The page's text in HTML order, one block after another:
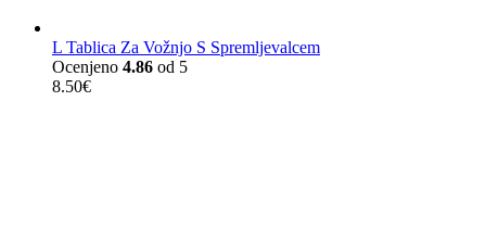
L Tablica Za Vožnjo S Spremljevalcem
Ocenjeno 4.86 od 5
8.50€